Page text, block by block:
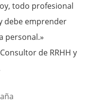
todo profesional
debe emprender
personal.»
de RRHH y